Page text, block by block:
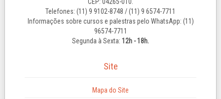
Telefones: (11) 9 9102-8748 / (11) 9 6574-7711
Informações sobre cursos e palestras pelo WhatsApp: (11)
96574-7711
Segunda à Sexta: 12h - 18h.
Site
Mapa do Site